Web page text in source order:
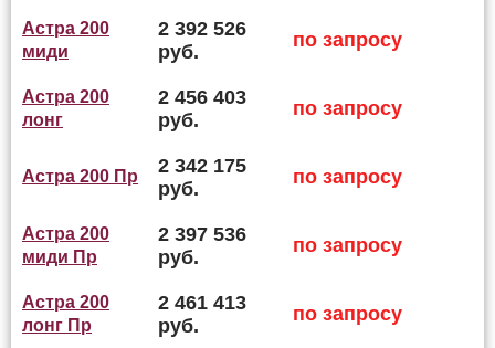
Астра 200
миди
2 392 526
руб.
по запросу
Астра 200
лонг
2 456 403
руб.
по запросу
Астра 200 Пр
2 342 175
руб.
по запросу
Астра 200
миди Пр
2 397 536
руб.
по запросу
Астра 200
лонг Пр
2 461 413
руб.
по запросу